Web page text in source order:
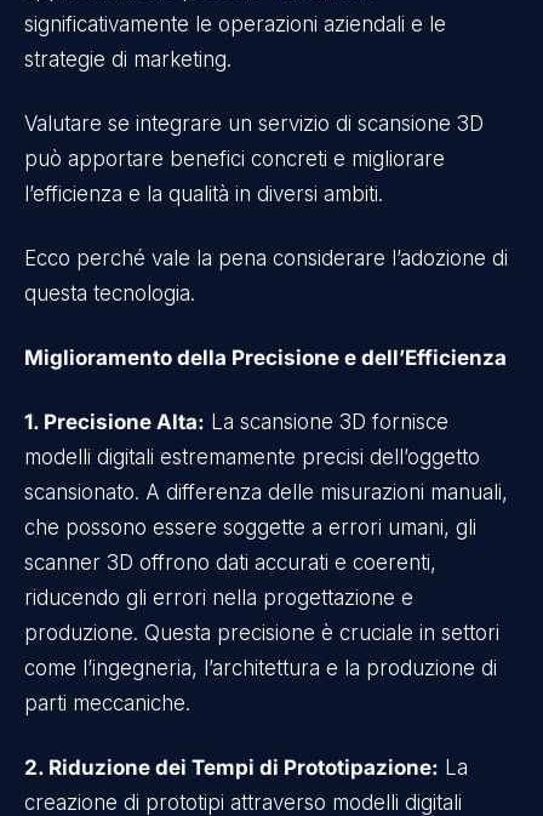
significativamente le operazioni aziendali e le
strategie di marketing.
Valutare se integrare un servizio di scansione 3D
può apportare benefici concreti e migliorare
l’efficienza e la qualità in diversi ambiti.
Ecco perché vale la pena considerare l’adozione di
questa tecnologia.
Miglioramento della Precisione e dell’Efficienza
1. Precisione Alta: La scansione 3D fornisce
modelli digitali estremamente precisi dell’oggetto
scansionato. A differenza delle misurazioni manuali,
che possono essere soggette a errori umani, gli
scanner 3D offrono dati accurati e coerenti,
riducendo gli errori nella progettazione e
produzione. Questa precisione è cruciale in settori
come l’ingegneria, l’architettura e la produzione di
parti meccaniche.
2. Riduzione dei Tempi di Prototipazione: La
creazione di prototipi attraverso modelli digitali